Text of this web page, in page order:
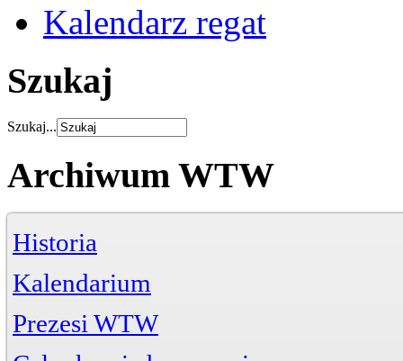
Kalendarz regat
Szukaj
Szukaj...
Archiwum WTW
Historia
Kalendarium
Prezesi WTW